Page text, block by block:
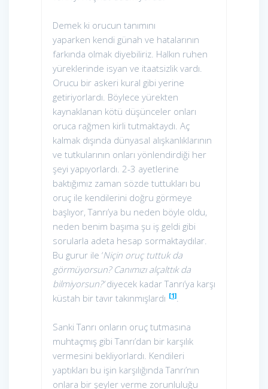
Demek ki orucun tanımını
yaparken kendi günah ve hatalarının
farkında olmak diyebiliriz. Halkın ruhen
yüreklerinde isyan ve itaatsizlik vardı.
Orucu bir askeri kural gibi yerine
getiriyorlardı. Böylece yürekten
kaynaklanan kötü düşünceler onları
oruca rağmen kirli tutmaktaydı. Aç
kalmak dışında dünyasal alışkanlıklarının
ve tutkularının onları yönlendirdiği her
şeyi yapıyorlardı. 2-3 ayetlerine
baktığımız zaman sözde tuttukları bu
oruç ile kendilerini doğru görmeye
başlıyor, Tanrı’ya bu neden böyle oldu,
neden benim başıma şu iş geldi gibi
sorularla adeta hesap sormaktaydılar.
Bu gurur ile ‘Niçin oruç tuttuk da
görmüyorsun? Canımızı alçalttık da
bilmiyorsun?’diyecek kadar Tanrı’ya karşı
küstah bir tavır takınmışlardı [1].
Sanki Tanrı onların oruç tutmasına
muhtaçmış gibi Tanrı’dan bir karşılık
vermesini bekliyorlardı. Kendileri
yaptıkları bu işin karşılığında Tanrı’nın
onlara bir şeyler verme zorunluluğu